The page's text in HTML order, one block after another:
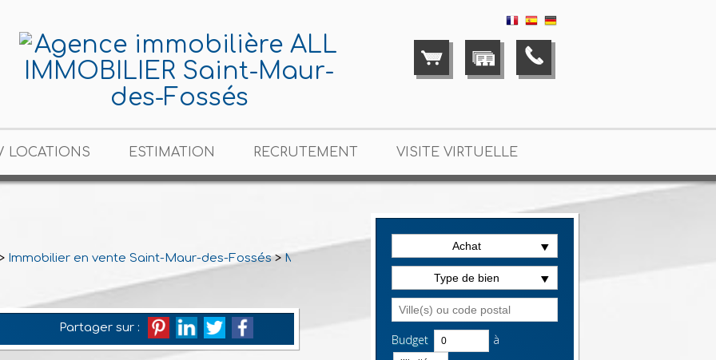
LOCATIONS ESTIMATION RECRUTEMENT VISITE VIRTUELLE
Achat
Type de bien
Budget à
Immobilier en vente Saint-Maur-des-Fossés >Maison Mitoyenne 2 côtés en vente Saint-Maur-des-Fossés
Partager sur :